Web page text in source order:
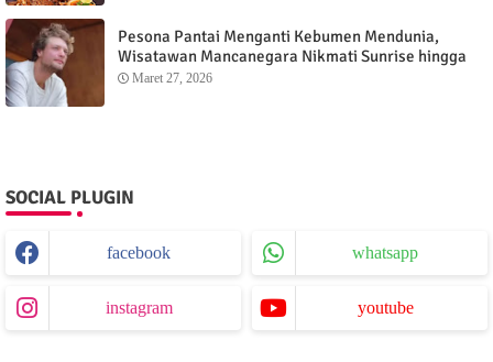
Pesona Pantai Menganti Kebumen Mendunia,
Wisatawan Mancanegara Nikmati Sunrise hingga
Sunset dari Menganti Cottage
Maret 27, 2026
SOCIAL PLUGIN
facebook whatsapp
instagram youtube